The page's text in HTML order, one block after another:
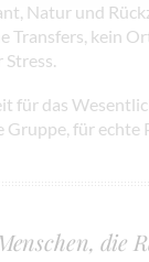
Natur und
Transfers, kein
für das
für echte
die